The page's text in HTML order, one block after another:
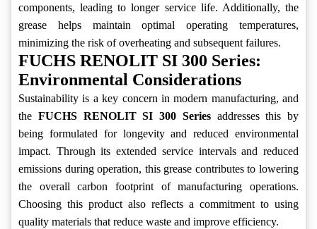
components, leading to longer service life. Additionally, the
grease helps maintain optimal operating temperatures,
minimizing the risk of overheating and subsequent failures.
FUCHS RENOLIT SI 300 Series:
Environmental Considerations
Sustainability is a key concern in modern manufacturing, and
the FUCHS RENOLIT SI 300 Seriesaddresses this by
being formulated for longevity and reduced environmental
impact. Through its extended service intervals and reduced
emissions during operation, this grease contributes to lowering
the overall carbon footprint of manufacturing operations.
Choosing this product also reflects a commitment to using
quality materials that reduce waste and improve efficiency.